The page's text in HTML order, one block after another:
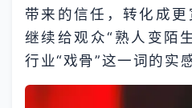
带来的信任，转化成
继续给观众“熟人变陌
行业“戏骨”这一词的实感